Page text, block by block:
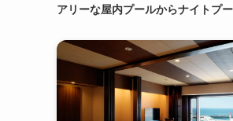
アリーな屋内プールからナイトプ